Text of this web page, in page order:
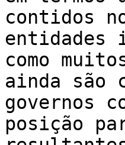
contidos
entidades
como
ainda são
governos
posição